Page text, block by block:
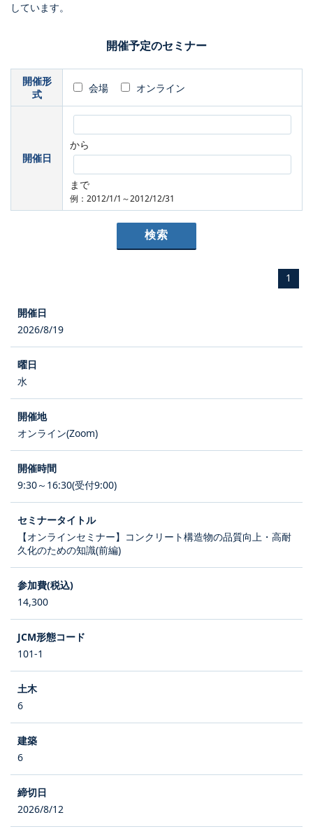
しています。
開催予定のセミナー
開催形
式
会場 オンライン
開催日
から
まで
例：2012/1/1～2012/12/31
1
2026/8/19
水
オンライン(Zoom)
9:30～16:30(受付9:00)
【オンラインセミナー】コンクリート構造物の品質向上・高耐
久化のための知識(前編)
14,300
101-1
6
6
2026/8/12